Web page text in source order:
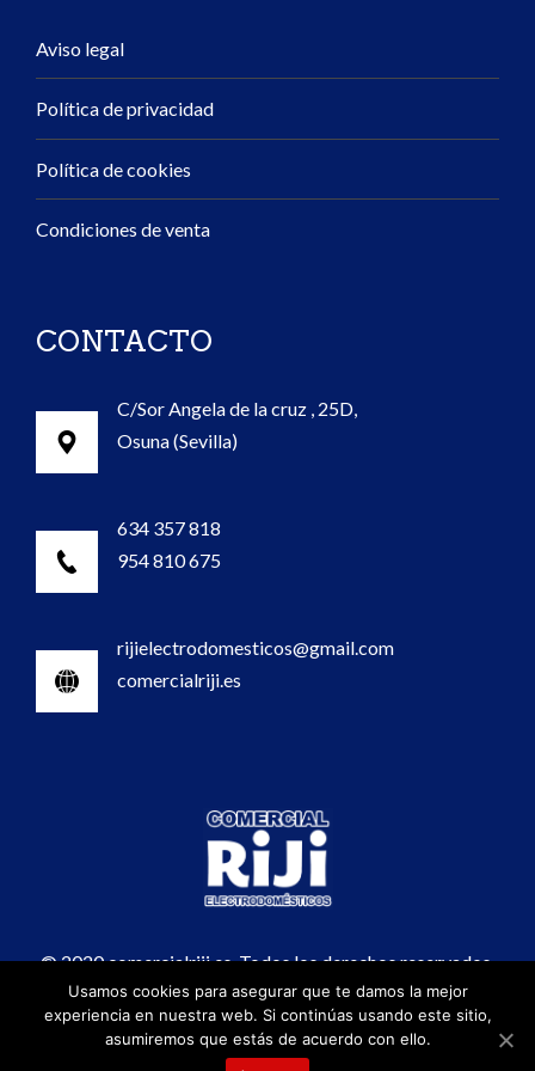
Aviso legal
Política de privacidad
Política de cookies
Condiciones de venta
CONTACTO
C/Sor Angela de la cruz , 25D,
Osuna (Sevilla)
634 357 818
954 810 675
rijielectrodomesticos@gmail.com
comercialriji.es
© 2020 comercialriji.es. Todos los derechos reservados.
Usamos cookies para asegurar que te damos la mejor
experiencia en nuestra web. Si continúas usando este sitio,
asumiremos que estás de acuerdo con ello.